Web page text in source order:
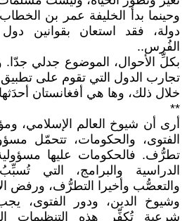
وحينما بدأ الخليفة عمر بن
دولة، فقد استعان بقوانين
الفُرس..
بكلِّ الأحوال، الموضوع جدلي جدّا.
تجارب الدول التي تقوم على
خلال ذلك، وها هي أفغانستان
**
أرى أن شيوخ العالم الإسلامي،
الفتوى، والحكومات، تتحمّل
تطرُّف. فالحكومات عليها مسؤولية
الدراسية والبرامج، التي
والتعصُّب وأخيرا التطرُّف، ورفض
وشيوخ الدين، ودور الفتوى،
شرعية تُكفِّر هذه التنظيمات